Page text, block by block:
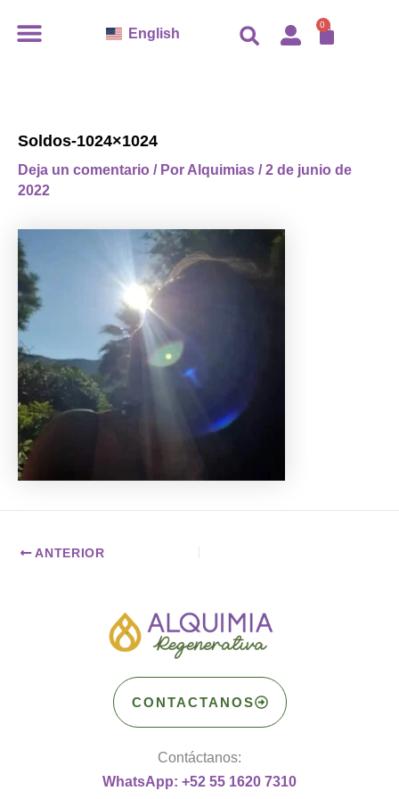
English 0
Soldos-1024×1024
Deja un comentario / Por Alquimias /2 de junio de
2022
ANTERIOR
CONTACTANOS
Contáctanos:
WhatsApp: +52 55 1620 7310